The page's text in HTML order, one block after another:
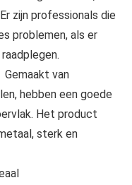
zijn professionals die
problemen, als er
Gemaakt van
hebben een goede
Het product
sterk en